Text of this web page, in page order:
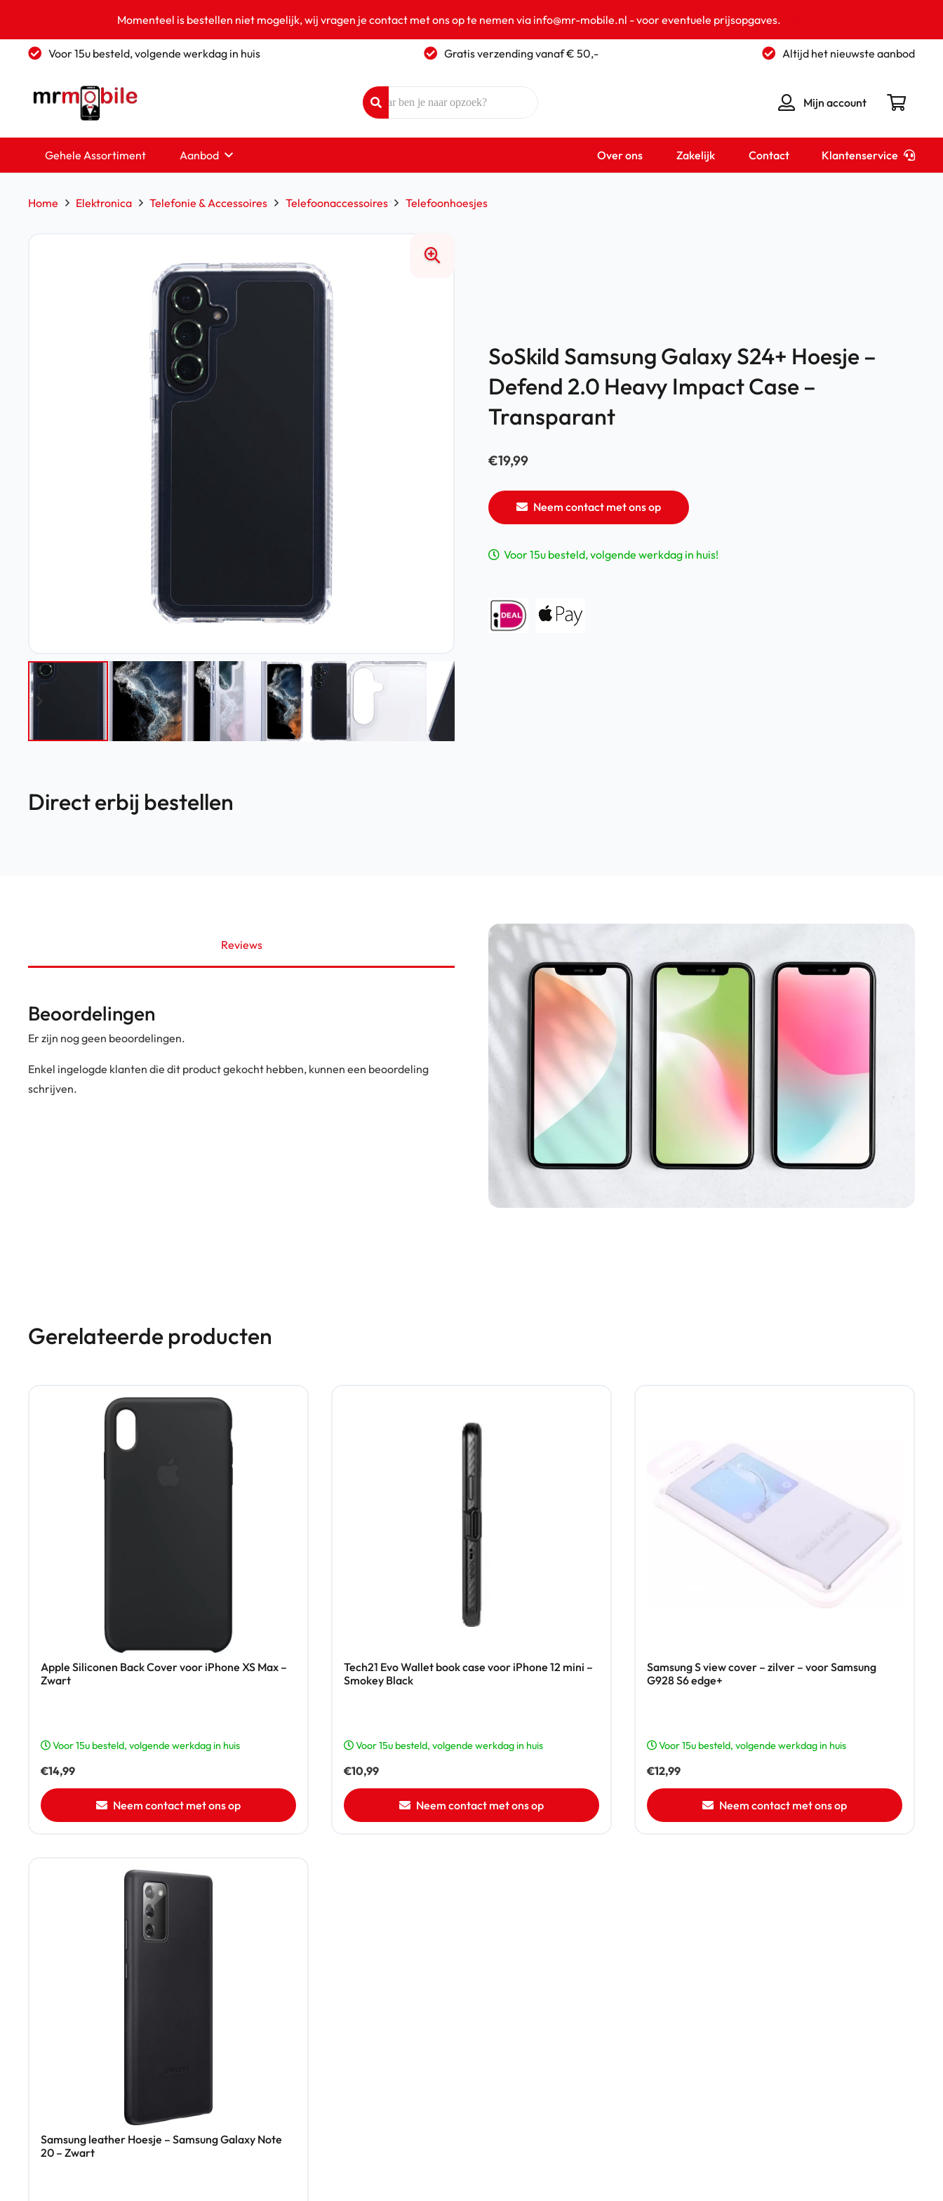
Momenteel is bestellen niet mogelijk, wij vragen je contact met ons op te nemen via info@mr-mobile.nl - voor eventuele prijsopgaves.
Voor 15u besteld, volgende werkdag in huis Gratis verzending vanaf € 50,- Altijd het nieuwste aanbod
Mijn account
Gehele Assortiment Aanbod Over ons Zakelijk Contact Klantenservice
Home Elektronica Telefonie & Accessoires Telefoonaccessoires Telefoonhoesjes
SoSkild Samsung Galaxy S24+ Hoesje –
Defend 2.0 Heavy Impact Case –
Transparant
€19,99
Neem contact met ons op
Voor 15u besteld, volgende werkdag in huis!
Direct erbij bestellen
Reviews
Beoordelingen
Er zijn nog geen beoordelingen.
Enkel ingelogde klanten die dit product gekocht hebben, kunnen een beoordeling
schrijven.
Gerelateerde producten
Apple Siliconen Back Cover voor iPhone XS Max –
Zwart
Voor 15u besteld, volgende werkdag in huis
€14,99
Neem contact met ons op
Tech21 Evo Wallet book case voor iPhone 12 mini –
Smokey Black
Voor 15u besteld, volgende werkdag in huis
€10,99
Neem contact met ons op
Samsung S view cover – zilver – voor Samsung
G928 S6 edge+
Voor 15u besteld, volgende werkdag in huis
€12,99
Neem contact met ons op
Samsung leather Hoesje – Samsung Galaxy Note
20 – Zwart